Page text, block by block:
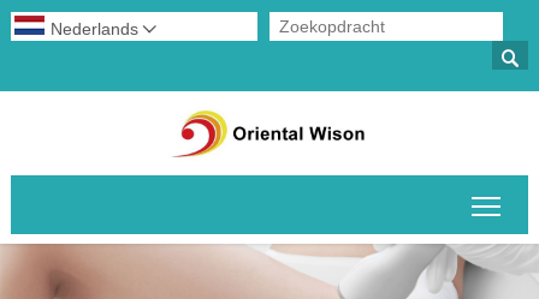

Nederlands 